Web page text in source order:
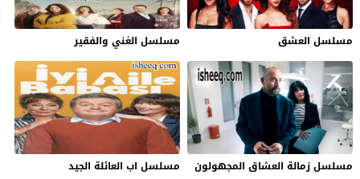
مسلسل العشق مسلسل الغني والفقير
مسلسل زمالة العشاق المجهولون مسلسل اب العائلة الجيد